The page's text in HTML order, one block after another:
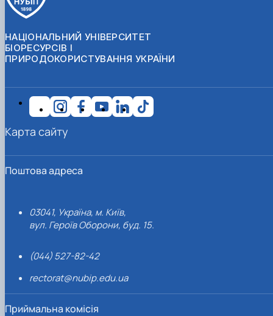
НАЦІОНАЛЬНИЙ УНІВЕРСИТЕТ
БІОРЕСУРСІВ І
ПРИРОДОКОРИСТУВАННЯ УКРАЇНИ
Поштова адреса
03041, Україна, м. Київ,
вул. Героїв Оборони, буд. 15.
(044) 527-82-42
rectorat@nubip.edu.ua
Приймальна комісія
Карта сайту